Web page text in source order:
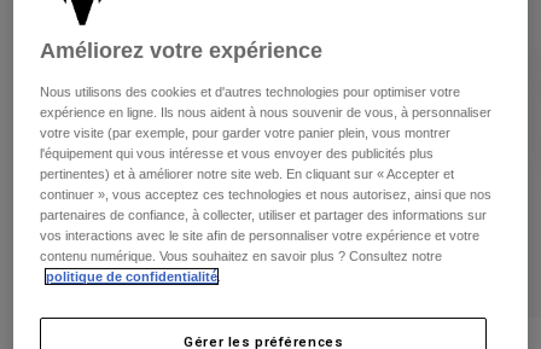
Pantalons
Shorts
Vestes
Gants
Protections
Gants
Vestes
Protections
Masques
Chaussettes
Chemises
Femme
T-shirts et tops
Sweats et Pulls
Protections
Masques
Chaussettes
Voir tout
Moto
Casques
Maillots
Améliorez votre expérience
Nous utilisons des cookies et d'autres technologies pour optimiser votre
expérience en ligne. Ils nous aident à nous souvenir de vous, à personnaliser
votre visite (par exemple, pour garder votre panier plein, vous montrer
l'équipement qui vous intéresse et vous envoyer des publicités plus
pertinentes) et à améliorer notre site web. En cliquant sur « Accepter et
continuer », vous acceptez ces technologies et nous autorisez, ainsi que nos
partenaires de confiance, à collecter, utiliser et partager des informations sur
vos interactions avec le site afin de personnaliser votre expérience et votre
contenu numérique. Vous souhaitez en savoir plus ? Consultez notre
politique de confidentialité
Gérer les préférences